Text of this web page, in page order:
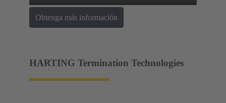
Obtenga más información
HARTING Termination Technologies